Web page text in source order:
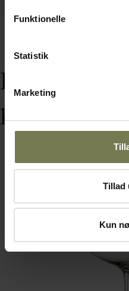
Funktionelle
Statistik
Marketing
Tillad
Kun
Dine senest
produkter